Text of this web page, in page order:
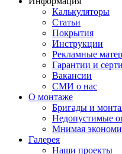
Калькуляторы
Статьи
Покрытия
Инструкции
Рекламные
Гарантии и
Вакансии
СМИ о нас
О монтаже
Бригады и
Недопустимые
Мнимая
Галерея
Наши проекты